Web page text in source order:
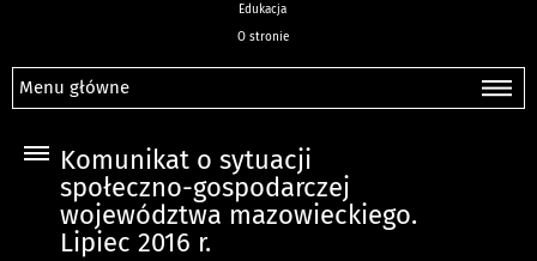
Edukacja
O stronie
Menu główne
Komunikat o sytuacji
społeczno-gospodarczej
województwa mazowieckiego.
Lipiec 2016 r.